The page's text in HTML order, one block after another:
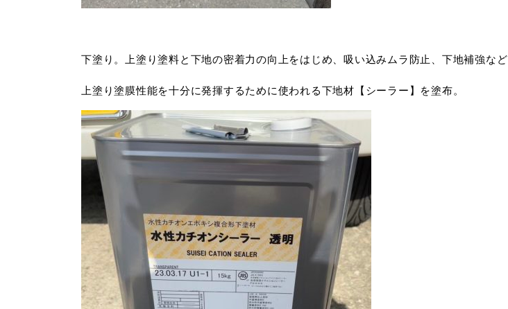
下塗り。上塗り塗料と下地の密着力の向上をはじめ、吸い込みムラ防止、下地補強など
上塗り塗膜性能を十分に発揮するために使われる下地材【シーラー】を塗布。